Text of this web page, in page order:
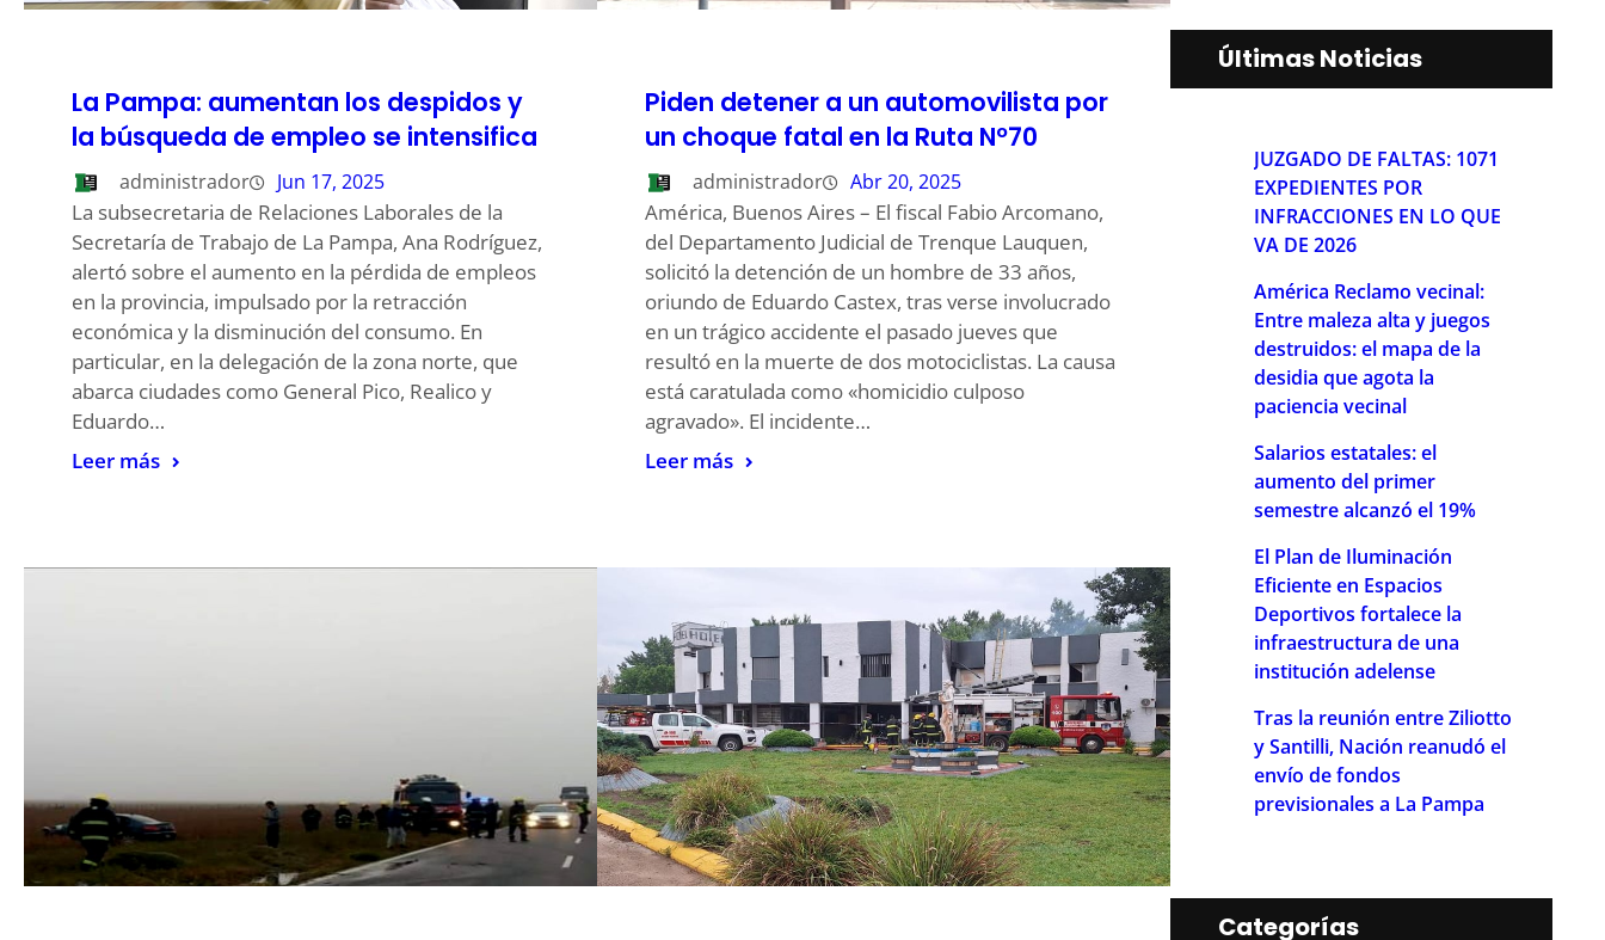
La Pampa: aumentan los despidos y
la búsqueda de empleo se intensifica
administrador Jun 17, 2025
La subsecretaria de Relaciones Laborales de la
Secretaría de Trabajo de La Pampa, Ana Rodríguez,
alertó sobre el aumento en la pérdida de empleos
en la provincia, impulsado por la retracción
económica y la disminución del consumo. En
particular, en la delegación de la zona norte, que
abarca ciudades como General Pico, Realico y
Eduardo…
Leer más
Piden detener a un automovilista por
un choque fatal en la Ruta Nº70
administrador Abr 20, 2025
América, Buenos Aires – El fiscal Fabio Arcomano,
del Departamento Judicial de Trenque Lauquen,
solicitó la detención de un hombre de 33 años,
oriundo de Eduardo Castex, tras verse involucrado
en un trágico accidente el pasado jueves que
resultó en la muerte de dos motociclistas. La causa
está caratulada como «homicidio culposo
agravado». El incidente…
Leer más
Últimas Noticias
JUZGADO DE FALTAS: 1071
EXPEDIENTES POR
INFRACCIONES EN LO QUE
VA DE 2026
América Reclamo vecinal:
Entre maleza alta y juegos
destruidos: el mapa de la
desidia que agota la
paciencia vecinal
Salarios estatales: el
aumento del primer
semestre alcanzó el 19%
El Plan de Iluminación
Eficiente en Espacios
Deportivos fortalece la
infraestructura de una
institución adelense
Tras la reunión entre Ziliotto
y Santilli, Nación reanudó el
envío de fondos
previsionales a La Pampa
Categorías